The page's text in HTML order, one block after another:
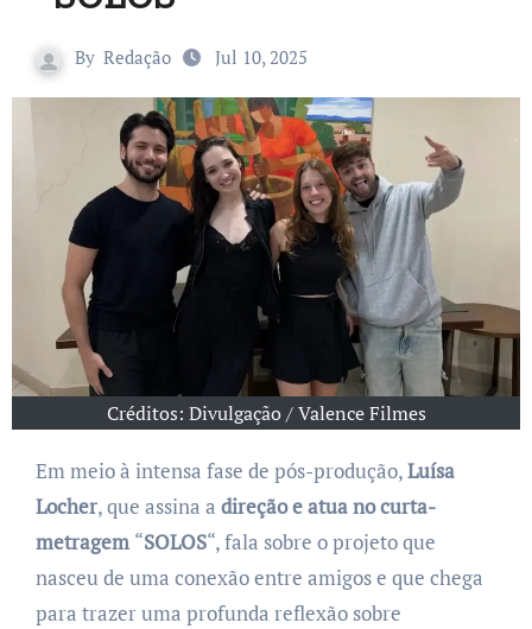
By Redação Jul 10, 2025
Créditos: Divulgação / Valence Filmes
Em meio à intensa fase de pós-produção,Luísa
Locher, que assina a direção e atua no curta-
metragem “SOLOS“, fala sobre o projeto que
nasceu de uma conexão entre amigos e que chega
para trazer uma profunda reflexão sobre